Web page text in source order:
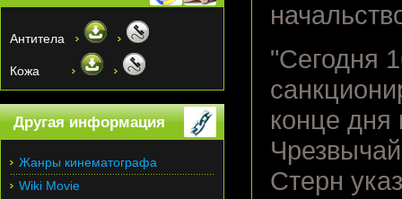
"Сегодня
конце
Стерн
Антитела
Кожа
Другая информация
Жанры кинематографа
Wiki Movie